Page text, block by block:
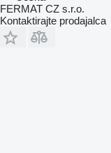
FERMAT CZ s.r.o.
Kontaktirajte prodajalca